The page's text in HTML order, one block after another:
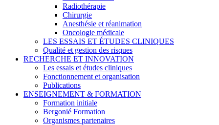
Radiothérapie
Chirurgie
Anesthésie et réanimation
Oncologie médicale
LES ESSAIS ET ÉTUDES CLINIQUES
Qualité et gestion des risques
RECHERCHE ET INNOVATION
Les essais et études cliniques
Fonctionnement et organisation
Publications
ENSEIGNEMENT & FORMATION
Formation initiale
Bergonié Formation
Organismes partenaires